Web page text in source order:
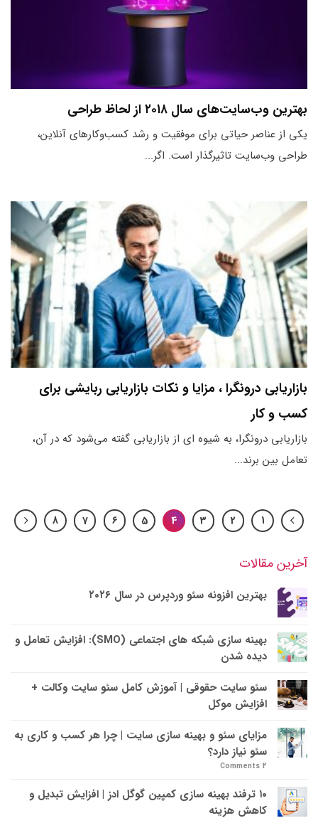
بهترین وب‌سایت‌های سال ۲۰۱۸ از لحاظ طراحی
یکی از عناصر حیاتی برای موفقیت و رشد کسب‌وکارهای آنلاین،
طراحی وب‌سایت تاثیرگذار است. اگر...
بازاریابی درونگرا ، مزایا و نکات بازاریابی ربایشی برای
کسب و کار
بازاریابی درونگرا، به شیوه ای از بازاریابی گفته می‌شود که در آن،
تعامل بین برند...
1
2
3
4
5
6
7
8
آخرین مقالات
بهترین افزونه سئو وردپرس در سال ۲۰۲۶
بهینه سازی شبکه های اجتماعی (SMO): افزایش تعامل و
دیده شدن
سئو سایت حقوقی | آموزش کامل سئو سایت وکالت +
افزایش موکل
مزایای سئو و بهینه سازی سایت | چرا هر کسب و کاری به
سئو نیاز دارد؟
۲
۱۰ ترفند بهینه سازی کمپین گوگل ادز | افزایش تبدیل و
کاهش هزینه